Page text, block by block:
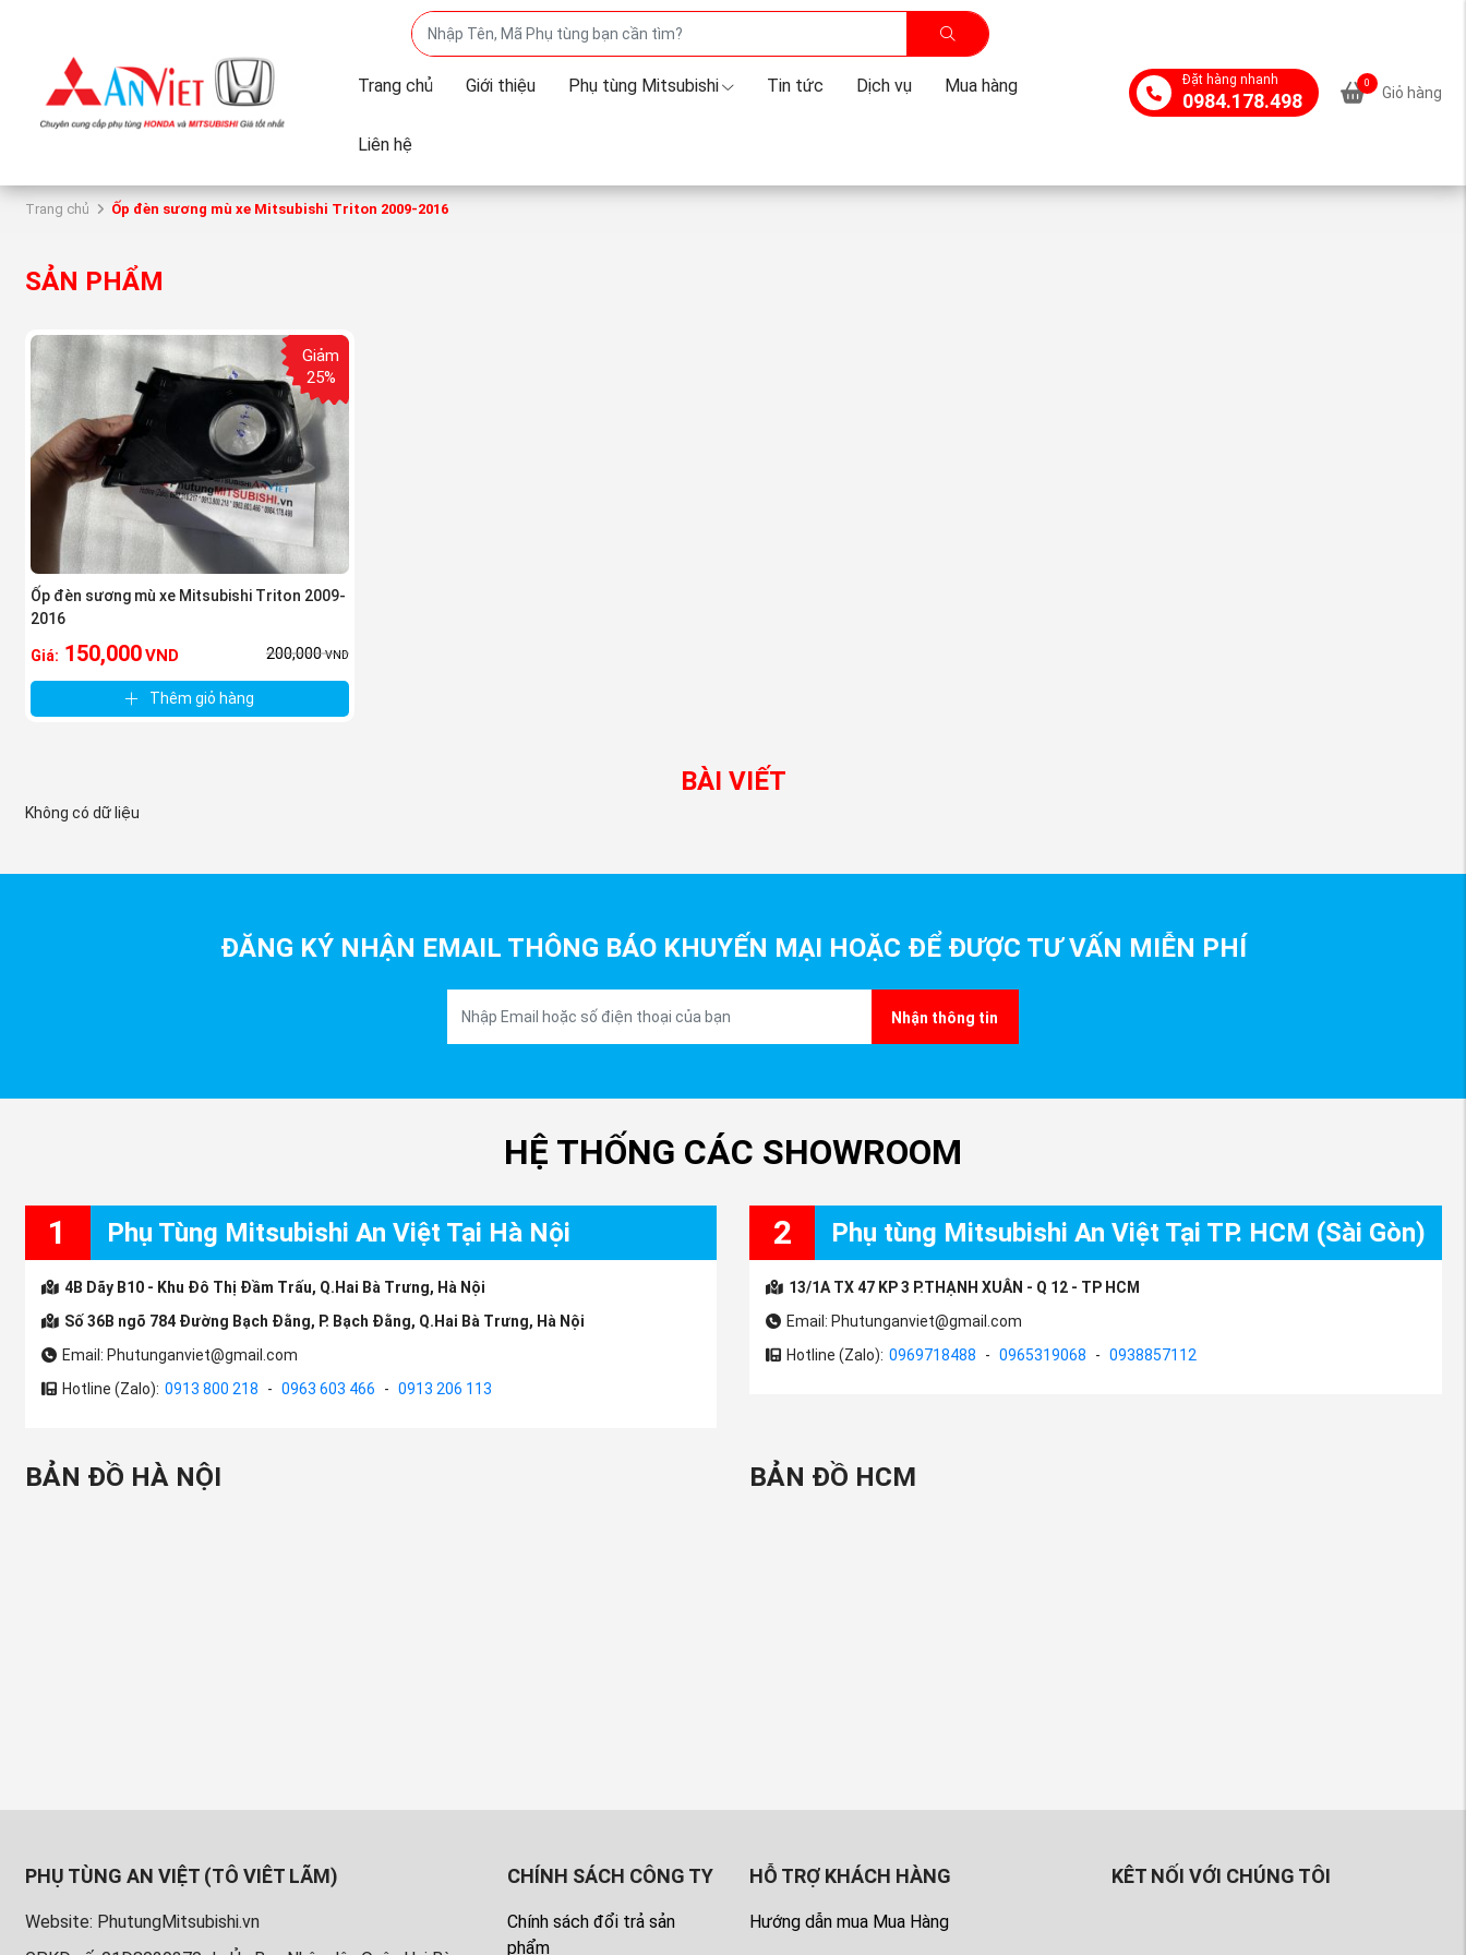
Trang chủ Giới thiệu Phụ tùng Mitsubishi Tin tức Dịch vụ Mua hàng
Liên hệ
Đặt hàng nhanh
0984.178.498
0
Giỏ hàng
Trang chủ Ốp đèn sương mù xe Mitsubishi Triton 2009-2016
SẢN PHẨM
Giảm
25%
Ốp đèn sương mù xe Mitsubishi Triton 2009-
2016
Giá: 150,000VND 200,000 VND
Thêm giỏ hàng
BÀI VIẾT
Không có dữ liệu
ĐĂNG KÝ NHẬN EMAIL THÔNG BÁO KHUYẾN MẠI HOẶC ĐỂ ĐƯỢC TƯ VẤN MIỄN PHÍ
Nhận thông tin
HỆ THỐNG CÁC SHOWROOM
1 Phụ Tùng Mitsubishi An Việt Tại Hà Nội
4B Dãy B10 - Khu Đô Thị Đầm Trấu, Q.Hai Bà Trưng, Hà Nội
Số 36B ngõ 784 Đường Bạch Đằng, P. Bạch Đằng, Q.Hai Bà Trưng, Hà Nội
Email: Phutunganviet@gmail.com
Hotline (Zalo): 0913 800 218 - 0963 603 466 - 0913 206 113
2 Phụ tùng Mitsubishi An Việt Tại TP. HCM (Sài Gòn)
13/1A TX 47 KP 3 P.THẠNH XUÂN - Q 12 - TP HCM
Email: Phutunganviet@gmail.com
Hotline (Zalo): 0969718488 - 0965319068 - 0938857112
BẢN ĐỒ HÀ NỘI BẢN ĐỒ HCM
PHỤ TÙNG AN VIỆT (TÔ VIÊT LÃM)
Website: PhutungMitsubishi.vn
CHÍNH SÁCH CÔNG TY
Chính sách đổi trả sản
phẩm
HỖ TRỢ KHÁCH HÀNG
Hướng dẫn mua Mua Hàng
KÊT NỐI VỚI CHÚNG TÔI